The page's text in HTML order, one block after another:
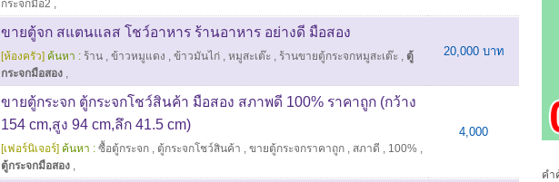
กระจกมือ2 ,
ขายตู้จก สแตนแลส โชว์อาหาร ร้านอาหาร อย่างดี มือสอง
[ห้องครัว] ค้นหา : ร้าน , ข้าวหมูแดง , ข้าวมันไก่ , หมูสะเต๊ะ , ร้านขายตู้กระจกหมูสะเต๊ะ , ตู้
กระจกมือสอง ,
20,000 บาท
ขายตู้กระจก ตู้กระจกโชว์สินค้า มือสอง สภาพดี 100% ราคาถูก (กว้าง
154 cm,สูง 94 cm,ลึก 41.5 cm)
[เฟอร์นิเจอร์] ค้นหา : ซื้อตู้กระจก , ตู้กระจกโชว์สินค้า , ขายตู้กระจกราคาถูก , สภาดี , 100% ,
ตู้กระจกมือสอง ,
4,000
คำ